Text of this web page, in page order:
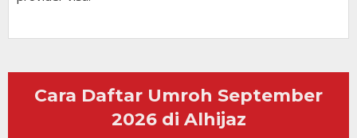
Cara Daftar Umroh September
2026 di Alhijaz